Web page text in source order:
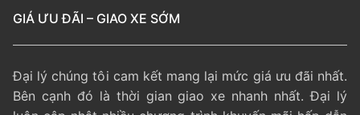
GIÁ ƯU ĐÃI – GIAO XE SỚM
Đại lý chúng tôi cam kết mang lại mức giá ưu đãi nhất.
Bên cạnh đó là thời gian giao xe nhanh nhất. Đại lý